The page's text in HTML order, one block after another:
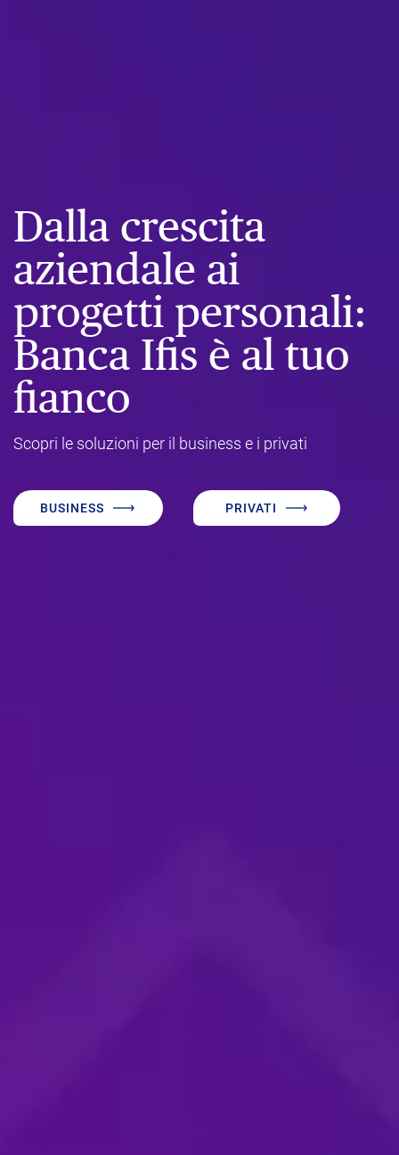
Dalla crescita
aziendale ai
progetti personali:
Banca Ifis è al tuo
fianco
Scopri le soluzioni per il business e i privati
BUSINESS PRIVATI